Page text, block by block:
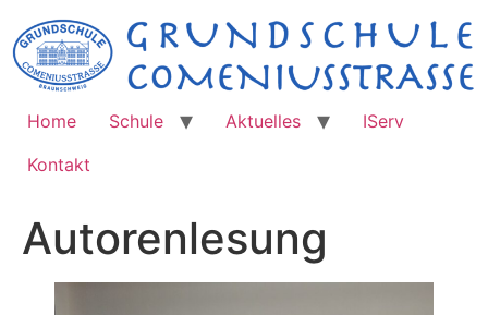
Inhalt
springen
Home Schule Aktuelles
IServ
Kontakt
Autorenlesung